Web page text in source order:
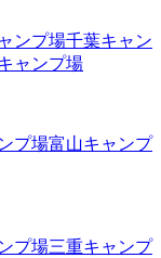
ンプ場千葉キャン
ャンプ場
プ場富山キャンプ
プ場三重キャンプ